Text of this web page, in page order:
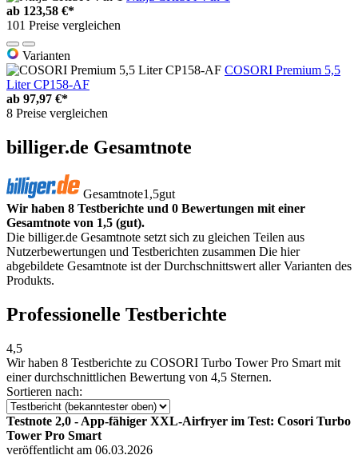
ab 123,58 €*
101 Preise vergleichen
Varianten
COSORI Premium 5,5
Liter CP158-AF
ab 97,97 €*
8 Preise vergleichen
billiger.de Gesamtnote
Gesamtnote1,5gut
Wir haben 8 Testberichte und 0 Bewertungen mit einer
Gesamtnote von 1,5 (gut).
Die billiger.de Gesamtnote setzt sich zu gleichen Teilen aus
Nutzerbewertungen und Testberichten zusammen Die hier
abgebildete Gesamtnote ist der Durchschnittswert aller Varianten des
Produkts.
Professionelle Testberichte
4,5
Wir haben 8 Testberichte zu COSORI Turbo Tower Pro Smart mit
einer durchschnittlichen Bewertung von 4,5 Sternen.
Sortieren nach:
Testnote 2,0 - App-fähiger XXL-Airfryer im Test: Cosori Turbo
Tower Pro Smart
veröffentlicht am 06.03.2026